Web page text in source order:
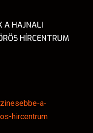
A HAJNALI
HÍRCENTRUM